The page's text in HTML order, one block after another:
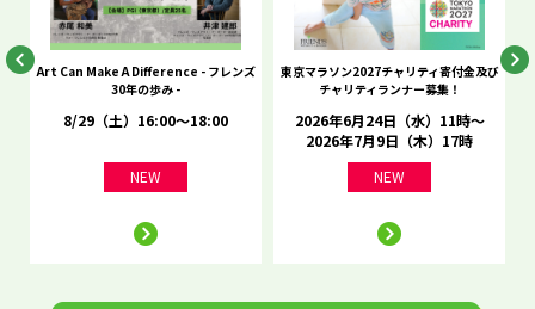
Art Can Make A Difference - フレンズ
30年の歩み -
8/29（土）16:00～18:00
NEW
東京マラソン2027チャリティ寄付金及び
チャリティランナー募集！
2026年6月24日（水）11時～
2026年7月9日（木）17時
NEW